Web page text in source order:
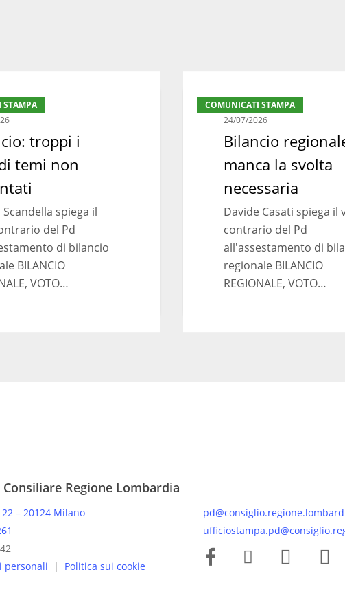
STAMPA
troppi i
temi non
Scandella spiega il
del Pd
di bilancio
BILANCIO
VOTO…
COMUNICATI STAMPA
regionale:
24/07/2026
Bilancio
manca la svolta
necessaria
Davide Casati spiega il
contrario del Pd
all'assestamento di
regionale BILANCIO
REGIONALE, VOTO…
Consiliare Regione Lombardia
– 20124 Milano
personali
| Politica sui cookie
Pagine Facebook Gruppo Consiliare PD LombardiaPagina Messenger Gruppo Consiliare PD LombardiaPagina Instagram Gruppo PD Lombardia
Pagina